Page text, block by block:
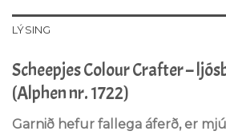
LÝSING
Scheepjes Colour Crafter –
(Alphen nr. 1722)
Garnið hefur fallega áferð, er